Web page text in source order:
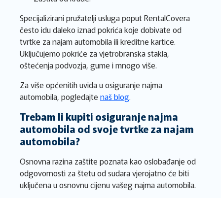
Specijalizirani pružatelji usluga poput RentalCovera
često idu daleko iznad pokrića koje dobivate od
tvrtke za najam automobila ili kreditne kartice.
Uključujemo pokriće za vjetrobranska stakla,
oštećenja podvozja, gume i mnogo više.
Za više općenitih uvida u osiguranje najma
automobila, pogledajte naš blog.
Trebam li kupiti osiguranje najma
automobila od svoje tvrtke za najam
automobila?
Osnovna razina zaštite poznata kao oslobađanje od
odgovornosti za štetu od sudara vjerojatno će biti
uključena u osnovnu cijenu vašeg najma automobila.